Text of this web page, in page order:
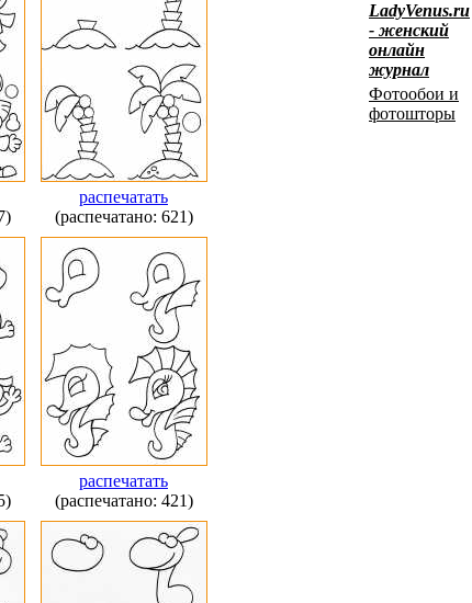
распечатать
(распечатано: 621)
распечатать
(распечатано: 421)
LadyVenus.ru
- женский
онлайн
журнал
Фотообои и
фотошторы